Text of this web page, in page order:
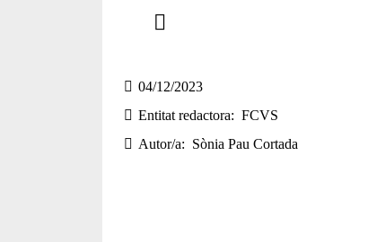
04/12/2023
Entitat redactora
FCVS
Autor/a
Sònia Pau Cortada